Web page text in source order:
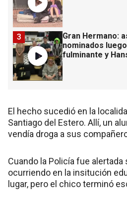
Gran Hermano:
nominados
fulminante y
3
El hecho sucedió en la
Santiago del Estero. Allí, un
vendía droga a sus
Cuando la Policía fue
ocurriendo en la insitución
lugar, pero el chico terminó